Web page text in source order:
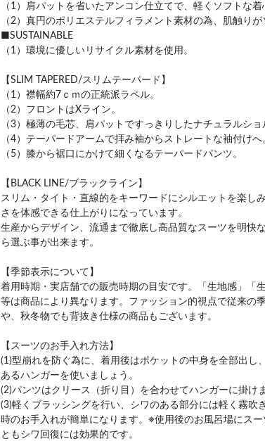
（1）肩パットを省いたアンコン仕立てで、軽くソフトな着
（2）真円のポリエステルフィラメント素材の為、肌触りが
■SUSTAINABLE
（1）環境に優しいリサイクル素材を使用。
【SLIM TAPERED/スリムテーパード】
（1）襟幅約7ｃｍの正統派ラペル。
（2）フロントはXライン。
（3）極薄の毛芯、肩パットですっきりしたナチュラルショ
（4）テーパードアームで拝み袖からストレートな袖付けへ
（5）膝から裾口にかけて細くなるテーパードパンツ。
【BLACK LINE/ブラックライン】
スリム・タイト・直線的をキーワードにシルエットを楽し
さを体感できる仕上がりになっています。
生産からデザイン、流通まで徹底し高品質なスーツを明快
ら選ぶ事が出来ます。
【季節表示について】
着用時期・実店舗での販売時期の目安です。「生地感」「
等は商品により異なります。ファッション的視点で従来の
や、秋冬物でも背抜き仕様の商品もございます。
【スーツのお手入れ方法】
(1)型崩れを防ぐ為に、着用後はポケットの中身を全部出し
あるハンガーを使いましょう。
(2)パンツはクリース（折り目）を合わせてハンガーに掛け
(3)軽くブラッシングを行い、シワのある部分には軽く霧吹
時のお手入れが簡単になります。※使用後のお風呂場にス
ともシワ回復には効果的です。